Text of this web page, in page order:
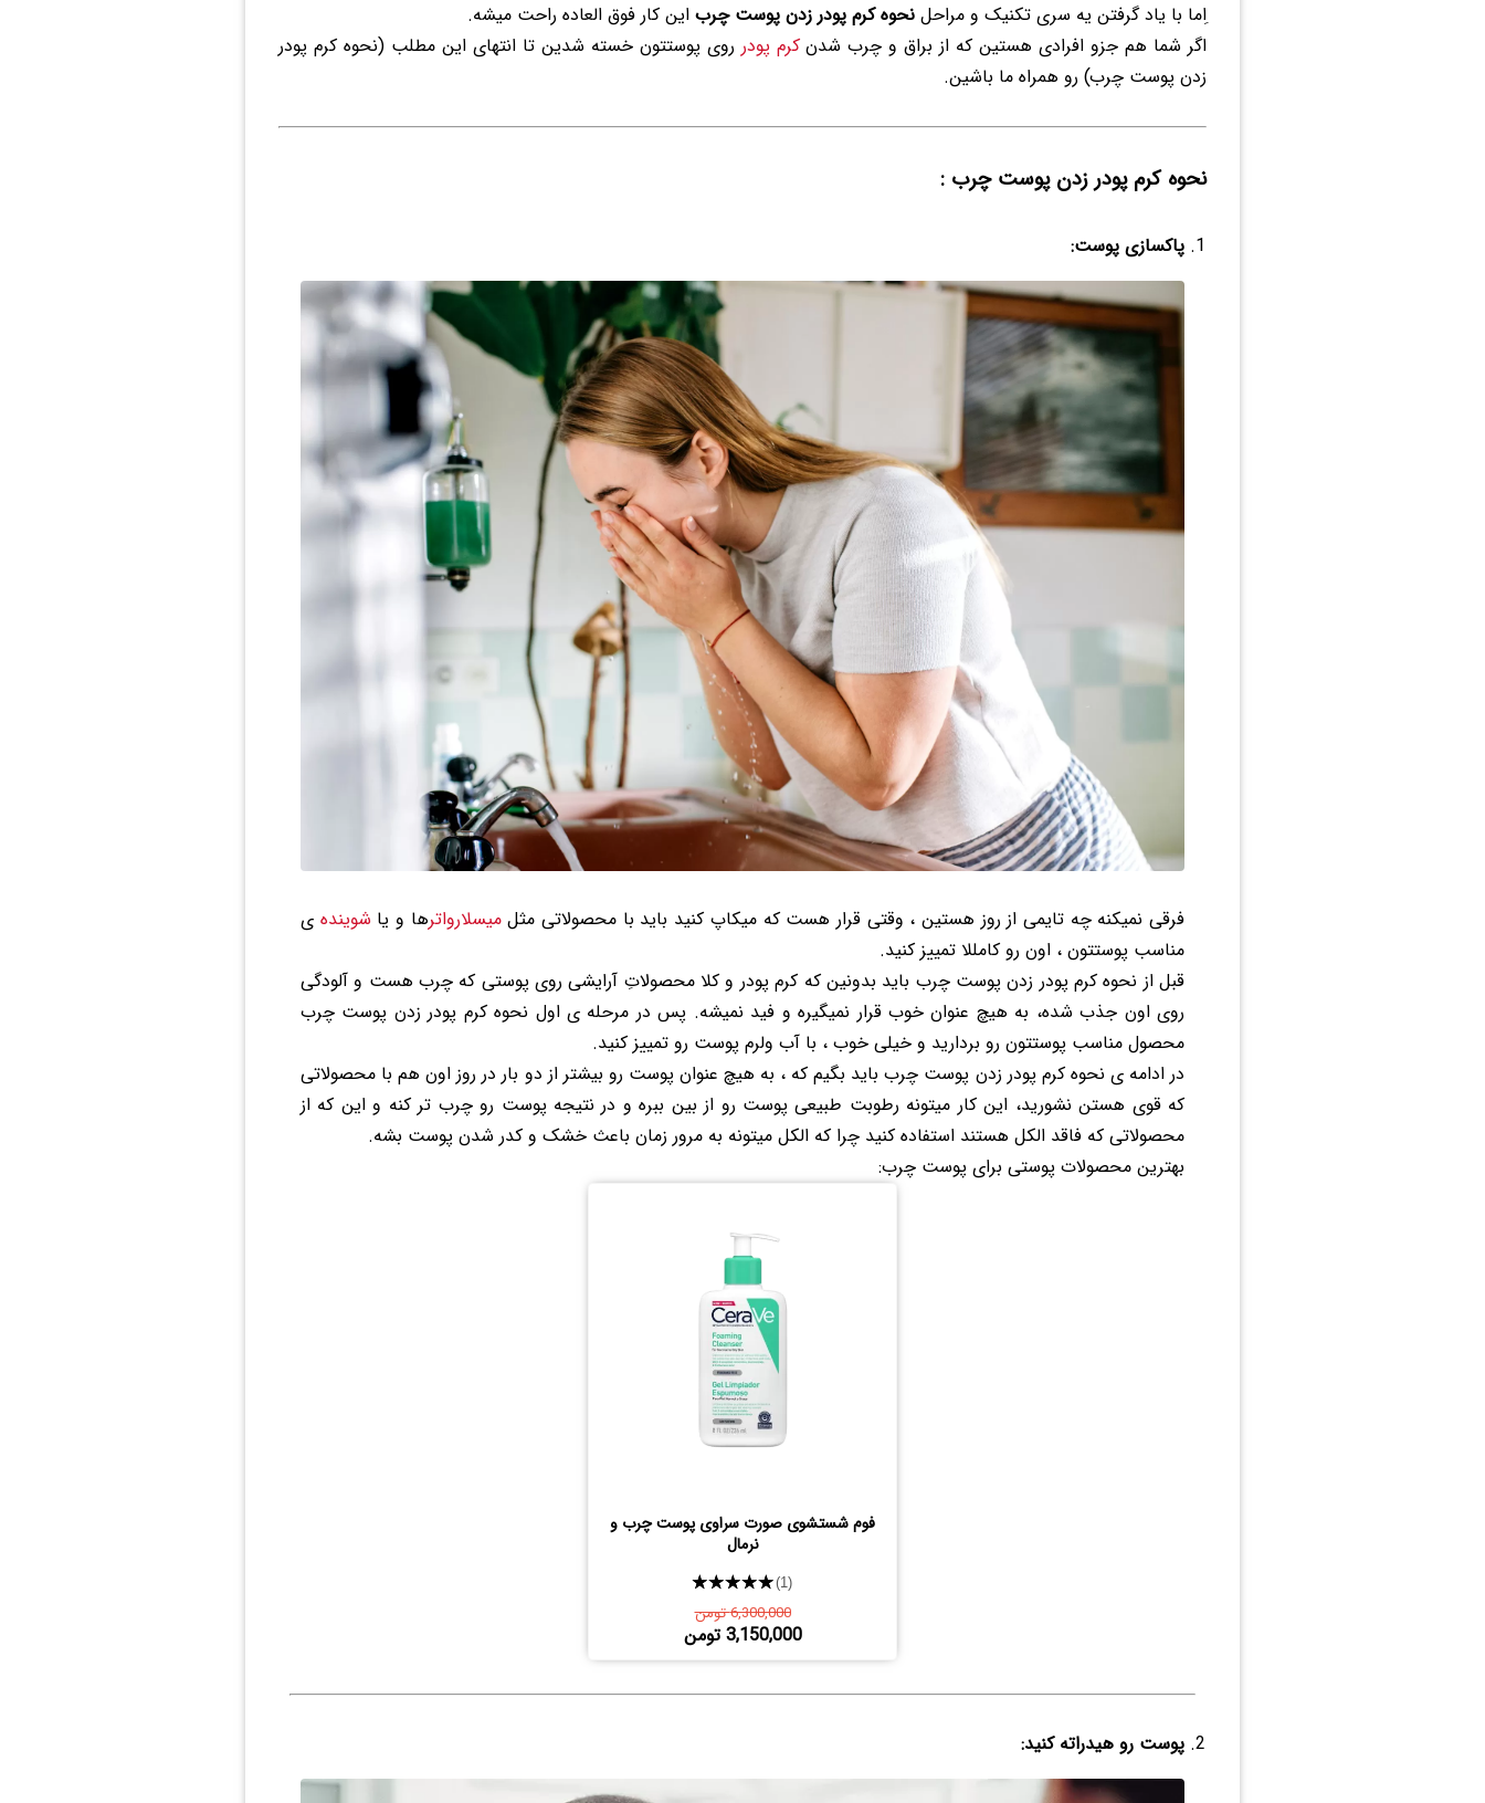
ِاما با یاد گرفتن یه سری تکنیک و مراحل نحوه کرم پودر زدن پوست چرب این کار فوق العاده راحت میشه.
اگر شما هم جزو افرادی هستین که از براق و چرب شدنکرم پودر روی پوستتون خسته شدین تا انتهای این مطلب (نحوه کرم پودر
زدن پوست چرب) رو همراه ما باشین.
نحوه کرم پودر زدن پوست چرب :
پاکسازی پوست:
فرقی نمیکنه چه تایمی از روز هستین ، وقتی قرار هست که میکاپ کنید باید با محصولاتی مثلمیسلارواترها و یا شوینده ی
مناسب پوستتون ، اون رو کامللا تمییز کنید.
قبل از نحوه کرم پودر زدن پوست چرب باید بدونین که کرم پودر و کلا محصولاتِ آرایشی روی پوستی که چرب هست و آلودگی
روی اون جذب شده، به هیچ عنوان خوب قرار نمیگیره و فید نمیشه. پس در مرحله ی اول نحوه کرم پودر زدن پوست چرب
محصول مناسب پوستتون رو بردارید و خیلی خوب ، با آب ولرم پوست رو تمییز کنید.
در ادامه ی نحوه کرم پودر زدن پوست چرب باید بگیم که ، به هیچ عنوان پوست رو بیشتر از دو بار در روز اون هم با محصولاتی
که قوی هستن نشورید، این کار میتونه رطوبت طبیعی پوست رو از بین ببره و در نتیجه پوست رو چرب تر کنه و این که از
محصولاتی که فاقد الکل هستند استفاده کنید چرا که الکل میتونه به مرور زمان باعث خشک و کدر شدن پوست بشه.
بهترین محصولات پوستی برای پوست چرب:
فوم شستشوی صورت سراوی پوست چرب و
نرمال
★★★★★(1)
6,300,000 تومن
3,150,000 تومن
پوست رو هیدراته کنید: